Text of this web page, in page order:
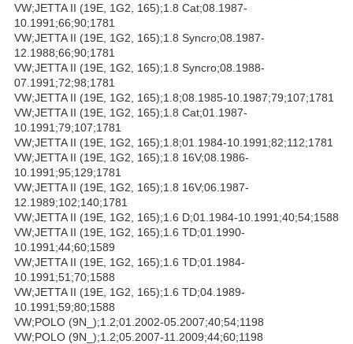
VW;JETTA II (19E, 1G2, 165);1.8 Cat;08.1987-
10.1991;66;90;1781
VW;JETTA II (19E, 1G2, 165);1.8 Syncro;08.1987-
12.1988;66;90;1781
VW;JETTA II (19E, 1G2, 165);1.8 Syncro;08.1988-
07.1991;72;98;1781
VW;JETTA II (19E, 1G2, 165);1.8;08.1985-10.1987;79;107;1781
VW;JETTA II (19E, 1G2, 165);1.8 Cat;01.1987-
10.1991;79;107;1781
VW;JETTA II (19E, 1G2, 165);1.8;01.1984-10.1991;82;112;1781
VW;JETTA II (19E, 1G2, 165);1.8 16V;08.1986-
10.1991;95;129;1781
VW;JETTA II (19E, 1G2, 165);1.8 16V;06.1987-
12.1989;102;140;1781
VW;JETTA II (19E, 1G2, 165);1.6 D;01.1984-10.1991;40;54;1588
VW;JETTA II (19E, 1G2, 165);1.6 TD;01.1990-
10.1991;44;60;1589
VW;JETTA II (19E, 1G2, 165);1.6 TD;01.1984-
10.1991;51;70;1588
VW;JETTA II (19E, 1G2, 165);1.6 TD;04.1989-
10.1991;59;80;1588
VW;POLO (9N_);1.2;01.2002-05.2007;40;54;1198
VW;POLO (9N_);1.2;05.2007-11.2009;44;60;1198